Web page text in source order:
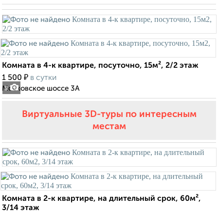
8
Комната в 4-к квартире, посуточно, 15м², 2/2 этаж
1 500 ₽ в сутки
Московское шоссе 3А
Виртуальные 3D-туры по интересным
местам
Комната в 2-к квартире, на длительный срок, 60м²,
3/14 этаж